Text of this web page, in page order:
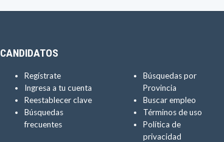
CANDIDATOS
Regístrate
Ingresa a tu cuenta
Reestablecer clave
Búsquedas
frecuentes
Búsquedas por
Provincia
Buscar empleo
Términos de uso
Política de
privacidad